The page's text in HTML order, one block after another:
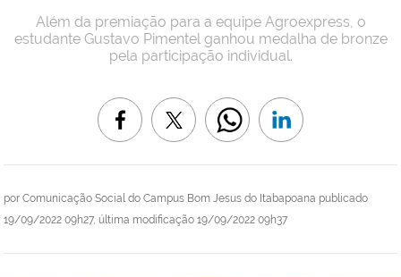
por Comunicação Social do Campus Bom Jesus do Itabapoana publicado
19/09/2022 09h27, última modificação 19/09/2022 09h37
Além da premiação para a equipe Agroexpress, o
estudante Gustavo Pimentel ganhou medalha de bronze
pela participação individual.